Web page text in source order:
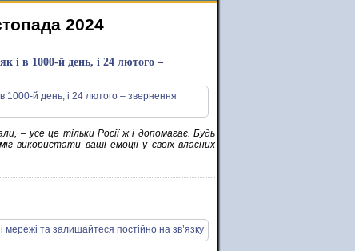
2024
і в 1000-й день, і 24 лютого –
– усе це тільки Росії ж і допомагає. Будь
використати ваші емоції у своїх власних